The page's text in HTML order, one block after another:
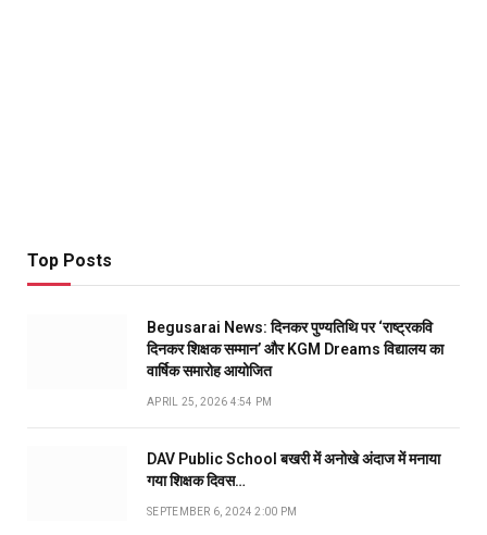
Top Posts
Begusarai News: दिनकर पुण्यतिथि पर ‘राष्ट्रकवि
दिनकर शिक्षक सम्मान’ और KGM Dreams विद्यालय का
वार्षिक समारोह आयोजित
APRIL 25, 2026 4:54 PM
DAV Public School बखरी में अनोखे अंदाज में मनाया
गया शिक्षक दिवस…
SEPTEMBER 6, 2024 2:00 PM